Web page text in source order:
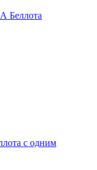
Беллота
с одним